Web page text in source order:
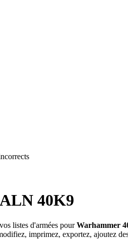
40K9
listes d'armées pourWarhammer
imprimez, exportez, ajoutez